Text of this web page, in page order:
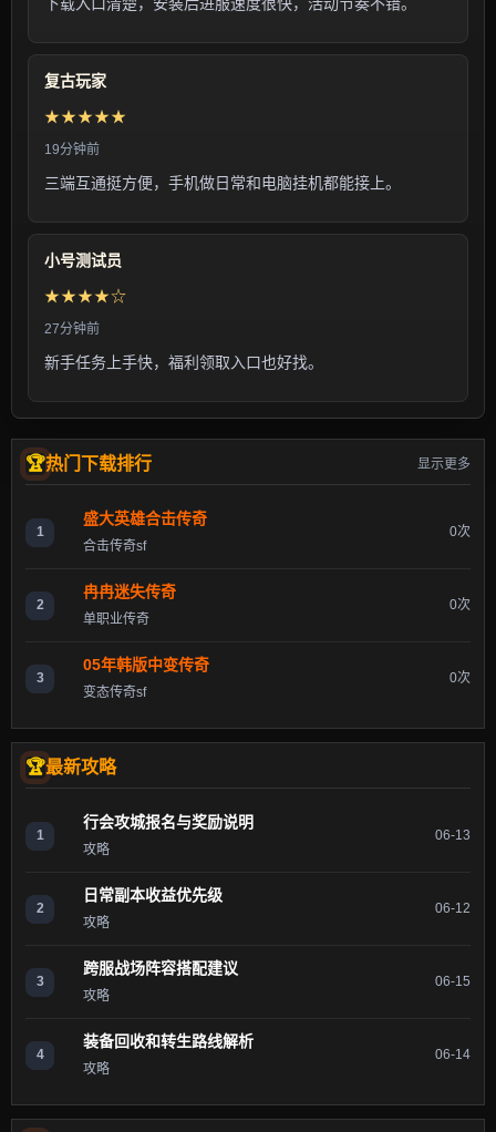
复古玩家
★★★★★
19分钟前
三端互通挺方便，手机做日常和电脑挂机都能接上。
小号测试员
★★★★☆
27分钟前
新手任务上手快，福利领取入口也好找。
热门下载排行 显示更多
1
盛大英雄合击传奇
合击传奇sf
0次
2
冉冉迷失传奇
单职业传奇
0次
3
05年韩版中变传奇
变态传奇sf
0次
最新攻略
1
行会攻城报名与奖励说明
攻略
06-13
2
日常副本收益优先级
攻略
06-12
3
跨服战场阵容搭配建议
攻略
06-15
4
装备回收和转生路线解析
攻略
06-14